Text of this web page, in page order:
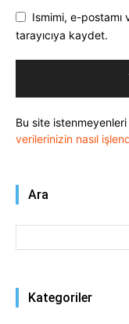
Ismimi, e-
tarayıcıya kaydet.
Bu site
verilerinizin nasıl
Ara
Kategoriler